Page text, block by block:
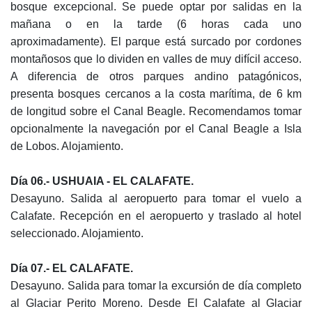
bosque excepcional. Se puede optar por salidas en la
mañana o en la tarde (6 horas cada uno
aproximadamente). El parque está surcado por cordones
montañosos que lo dividen en valles de muy difícil acceso.
A diferencia de otros parques andino patagónicos,
presenta bosques cercanos a la costa marítima, de 6 km
de longitud sobre el Canal Beagle. Recomendamos tomar
opcionalmente la navegación por el Canal Beagle a Isla
de Lobos. Alojamiento.
Día 06.- USHUAIA - EL CALAFATE.
Desayuno. Salida al aeropuerto para tomar el vuelo a
Calafate. Recepción en el aeropuerto y traslado al hotel
seleccionado. Alojamiento.
Día 07.- EL CALAFATE.
Desayuno. Salida para tomar la excursión de día completo
al Glaciar Perito Moreno. Desde El Calafate al Glaciar